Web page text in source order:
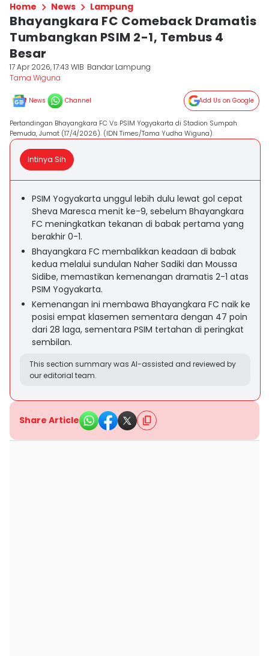
Home News Lampung
Bhayangkara FC Comeback Dramatis
Tumbangkan PSIM 2-1, Tembus 4
Besar
17 Apr 2026, 17:43 WIB Bandar Lampung
Tama Wiguna
News Channel Add Us on Google
Pertandingan Bhayangkara FC Vs PSIM Yogyakarta di Stadion Sumpah
Pemuda, Jumat (17/4/2026). (IDN Times/Tama Yudha Wiguna).
Intinya Sih
PSIM Yogyakarta unggul lebih dulu lewat gol cepat
Sheva Maresca menit ke-9, sebelum Bhayangkara
FC meningkatkan tekanan di babak pertama yang
berakhir 0-1.
Bhayangkara FC membalikkan keadaan di babak
kedua melalui sundulan Naher Sadiki dan Moussa
Sidibe, memastikan kemenangan dramatis 2-1 atas
PSIM Yogyakarta.
Kemenangan ini membawa Bhayangkara FC naik ke
posisi empat klasemen sementara dengan 47 poin
dari 28 laga, sementara PSIM tertahan di peringkat
sembilan.
This section summary was AI-assisted and reviewed by
our editorial team.
Share Article